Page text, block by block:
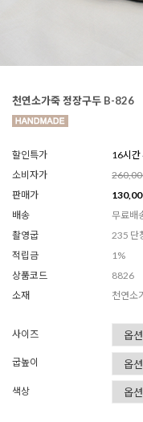
천연소가죽 정장구두 B-826
할인특가
16시간
소비자가
판매가
배송
무료배
촬영굽
235 단
적립금
1%
상품코드
8826
소재
천연소
사이즈
굽높이
색상